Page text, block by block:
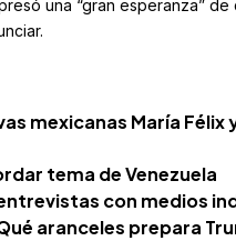
una “gran esperanza” de
mexicanas María Félix
tema de Venezuela
con medios
aranceles prepara